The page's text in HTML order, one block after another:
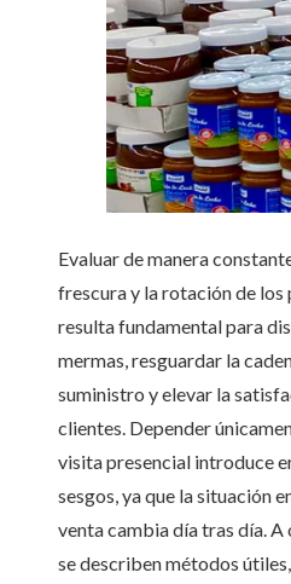
Evaluar de manera
frescura y la rotación de los
resulta fundamental para
mermas, resguardar la
suministro y elevar la
clientes. Depender
visita presencial introduce
sesgos, ya que la situación
venta cambia día tras día.
se describen métodos